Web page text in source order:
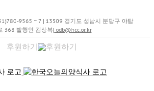
9565 ~ 7 | 13509 경기도 성남시 분당구 야탑
368 발행인 김상복| odb@hcc.or.kr
후원하기